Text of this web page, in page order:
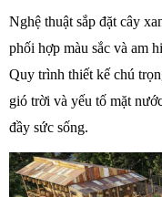
Nghệ thuật sắp đặt cây
phối hợp màu sắc và am
Quy trình thiết kế chú
gió trời và yếu tố mặt
đầy sức sống.